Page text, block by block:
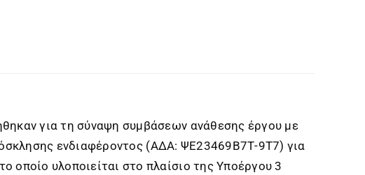
για τη σύναψη συμβάσεων ανάθεσης έργου με
ενδιαφέροντος (ΑΔΑ: ΨΕ23469Β7Τ-9Τ7) για
υλοποιείται στο πλαίσιο της Υποέργου 3